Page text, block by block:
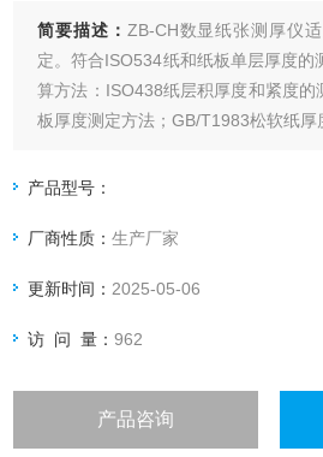
简要描述： ZB-CH数显纸张测厚仪
定。符合ISO534纸和纸板单层厚度的
算方法：ISO438纸层积厚度和紧度
板厚度测定方法；GB/T1983松软纸厚
产品型号：
厂商性质：生产厂家
更新时间： 2025-05-06
访 问 量：962
产品咨询